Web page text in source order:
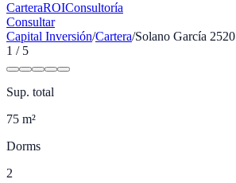
CarteraROIConsultoría
Consultar
Capital Inversión/Cartera/Solano García 2520
1 / 5
Sup. total
75 m²
Dorms
2